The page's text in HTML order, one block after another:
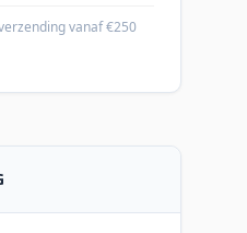
vanaf €250